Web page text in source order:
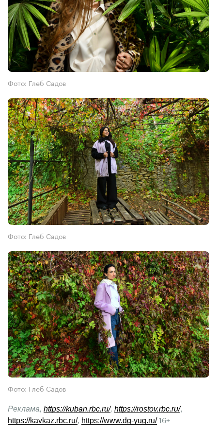
Фото: Глеб Садов
Фото: Глеб Садов
Фото: Глеб Садов
Реклама, https://kuban.rbc.ru/, https://rostov.rbc.ru/
https://kavkaz.rbc.ru/, https://www.dg-yug.ru/ 16+